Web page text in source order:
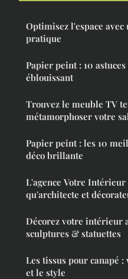
Optimisez l'espace
pratique
Papier peint : 10
éblouissant
Trouvez le meuble TV
métamorphoser votre
Papier peint : les 10
déco brillante
L'agence Votre
qu'architecte et
Décorez votre intérieur
sculptures & statuettes
Les tissus pour canapé
et le style